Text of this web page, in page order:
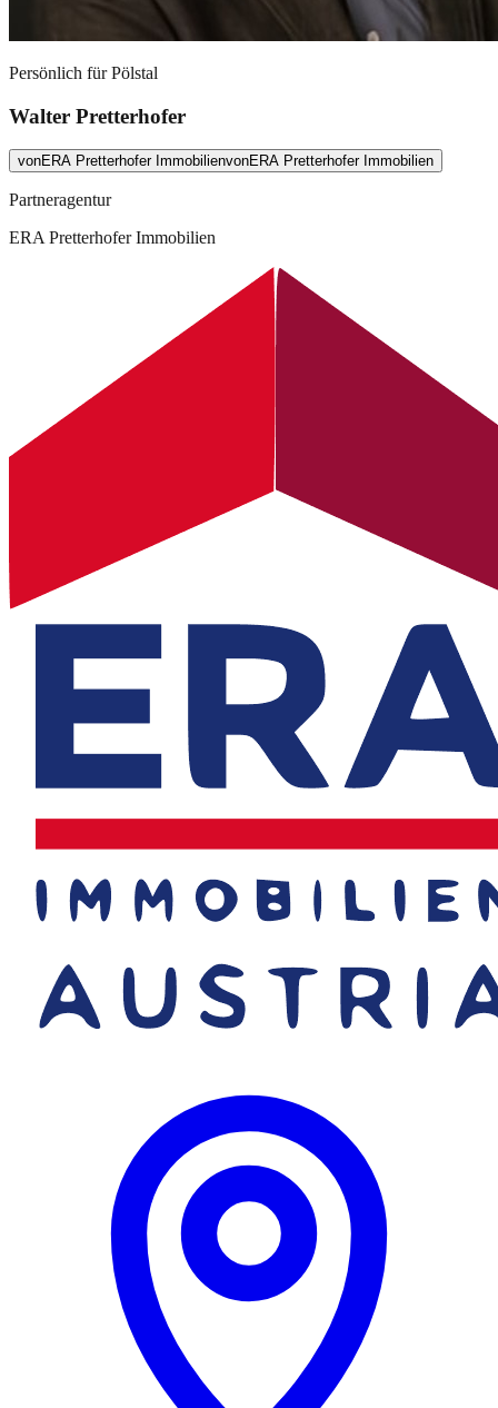
Persönlich fürPölstal
Walter Pretterhofer
vonERA Pretterhofer ImmobilienvonERA Pretterhofer Immobilien
Partneragentur
ERA Pretterhofer Immobilien